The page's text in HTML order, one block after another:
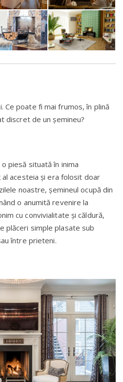
Ce poate fi mai frumos, în plină
discret de un șemineu?
piesă situată în inima
acesteia și era folosit doar
noastre, șemineul ocupă din
o anumită revenire la
cu convivialitate și căldură,
plăceri simple plasate sub
între prieteni.